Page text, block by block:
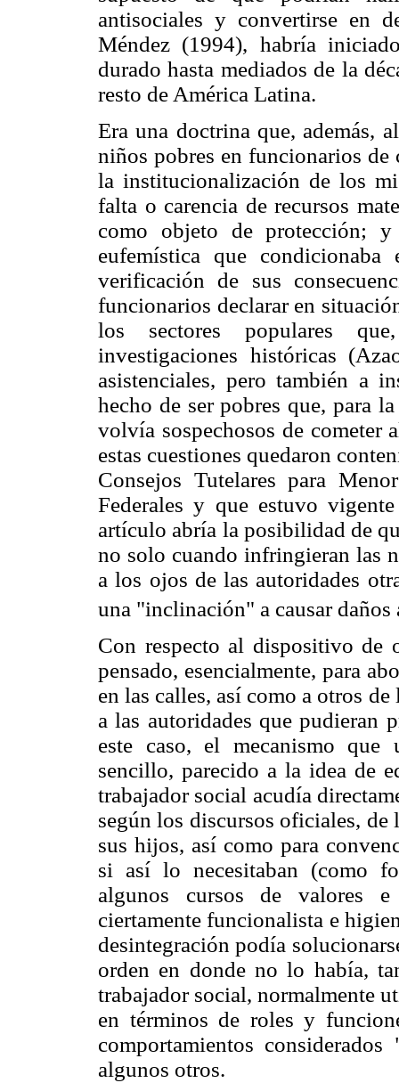
antisociales y convertirse en
Méndez (1994), habría
durado hasta mediados de la
resto de América Latina.
Era una doctrina que, además,
niños pobres en funcionarios
la institucionalización de los
falta o carencia de recursos
como objeto de protección;
eufemística que
verificación de sus
funcionarios declarar en
los sectores populares
investigaciones históricas
asistenciales, pero también a
hecho de ser pobres que, para
volvía sospechosos de cometer
estas cuestiones quedaron
Consejos Tutelares para
Federales y que estuvo
artículo abría la posibilidad de
no solo cuando infringieran las
a los ojos de las autoridades
una "inclinación" a causar
Con respecto al dispositivo de
pensado, esencialmente, para
en las calles, así como a otros
a las autoridades que pudieran
este caso, el mecanismo que
sencillo, parecido a la idea de
trabajador social acudía
según los discursos oficiales,
sus hijos, así como para
si así lo necesitaban (como
algunos cursos de valores
ciertamente funcionalista e
desintegración podía
orden en donde no lo había,
trabajador social, normalmente
en términos de roles y
comportamientos
algunos otros.